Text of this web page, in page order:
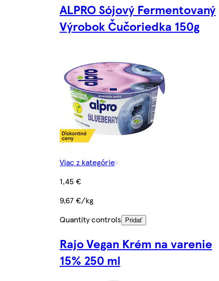
ALPRO Sójový Fermentovaný
Výrobok Čučoriedka 150g
Viac z kategórie
1,45 €
9,67 €/kg
Quantity controls
Pridať
Rajo Vegan Krém na varenie
15% 250 ml